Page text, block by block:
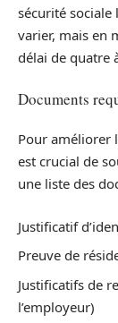
sécurité sociale
varier, mais en
délai de quatre
Documents
Pour améliorer
est crucial de
une liste des
Justificatif
Preuve de
Justificatifs de
l’employeur)